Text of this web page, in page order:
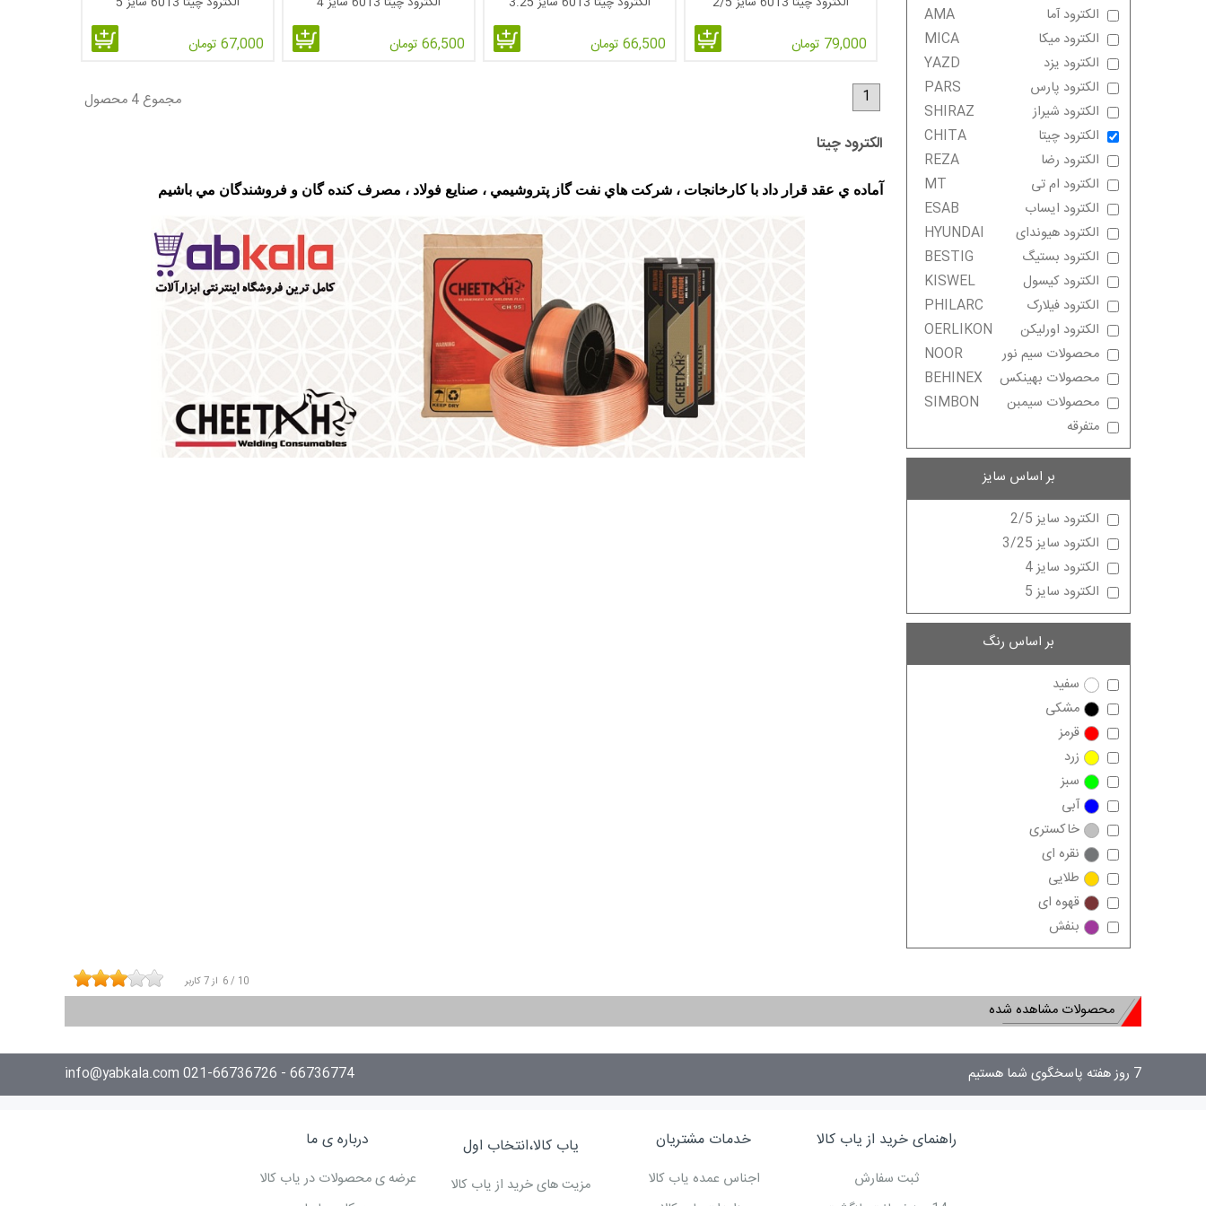
الکترود آما
AMA
الکترود میکا
MICA
الکترود یزد
YAZD
الکترود پارس
PARS
الکترود شیراز
SHIRAZ
الکترود چیتا
CHITA
الکترود رضا
REZA
الکترود ام تی
MT
الکترود ایساب
ESAB
الکترود هیوندای
HYUNDAI
الکترود بستیگ
BESTIG
الکترود کیسول
KISWEL
الکترود فیلارک
PHILARC
الکترود اورلیکن
OERLIKON
محصولات سیم نور
NOOR
محصولات بهینکس
BEHINEX
محصولات سیمبن
SIMBON
متفرقه
بر اساس سایز
الکترود سایز 2/5
الکترود سایز 3/25
الکترود سایز 4
الکترود سایز 5
بر اساس رنگ
سفید
مشکی
قرمز
زرد
سبز
آبی
خاکستری
نقره ای
طلایی
قهوه ای
بنفش
79,000 تومان 66,500 تومان 66,500 تومان 67,000 تومان
1 مجموع 4 محصول
الکترود چیتا
آماده ي عقد قرار داد با کارخانجات ، شرکت هاي نفت گاز پتروشيمي ، صنايع فولاد ، مصرف کنده گان و فروشندگان مي باشيم
6 / 10 از7کاربر
محصولات مشاهده شده
66736774 - 021-66736726 info@yabkala.com 7 روز هفته پاسخگوی شما هستیم
راهنمای خرید از یاب کالا
ثبت سفارش
خدمات مشتریان
اجناس عمده یاب کالا
یاب کالا،انتخاب اول
مزیت های خرید از یاب کالا
درباره ی ما
عرضه ی محصولات در یاب کالا